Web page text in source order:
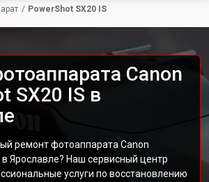
/ PowerShot SX20 IS
Canon
SX20 IS в
ремонт фотоаппарата Canon
в Ярославле? Наш сервисный центр
услуги по восстановлению